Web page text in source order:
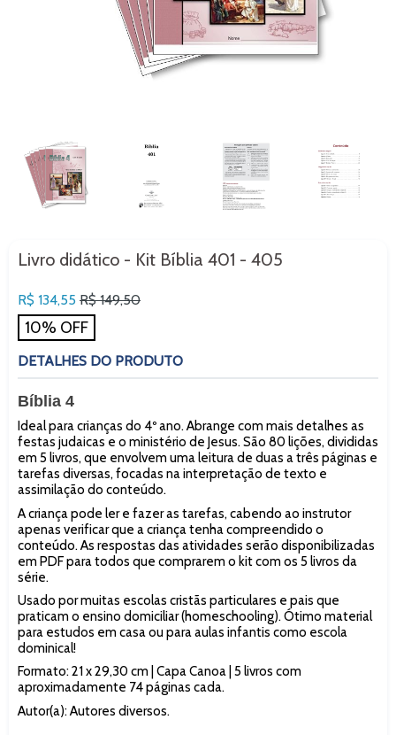
Livro didático - Kit Bíblia 401 - 405
Preço
normal
R$ 134,55 R$ 149,50
10% OFF
DETALHES DO PRODUTO
Bíblia 4
Ideal para crianças do 4º ano. Abrange com mais detalhes as
festas judaicas e o ministério de Jesus. São 80 lições, divididas
em 5 livros, que envolvem uma leitura de duas a três páginas e
tarefas diversas, focadas na interpretação de texto e
assimilação do conteúdo.
A criança pode ler e fazer as tarefas, cabendo ao instrutor
apenas verificar que a criança tenha compreendido o
conteúdo. As respostas das atividades serão disponibilizadas
em PDF para todos que comprarem o kit com os 5 livros da
série.
Usado por muitas escolas cristãs particulares e pais que
praticam o ensino domiciliar (homeschooling). Ótimo material
para estudos em casa ou para aulas infantis como escola
dominical!
Formato: 21 x 29,30 cm | Capa Canoa | 5 livros com
aproximadamente 74 páginas cada.
Autor(a): Autores diversos.